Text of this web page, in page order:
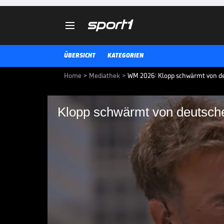

ÜBERSICHT KATEGORIEN
Home > Mediathek > WM 2026: Klopp schwärmt von
Klopp schwärmt von
Klopp schwärmt von
Vor dem WM-Spiel gegen die
das deutsche Innenverteidiger-
und findet dabei lobende Worte